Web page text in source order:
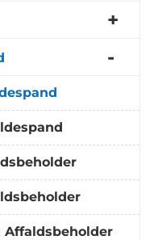
Affaldsbeholder